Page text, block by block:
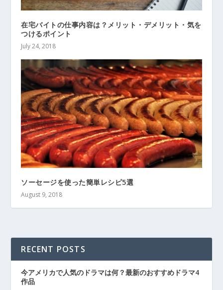
在宅バイトの仕事内容は？メリット・デメリット・気を
つけるポイント
July 24, 2018
ソーセージを使った簡単レシピ5選
August 9, 2018
RECENT POSTS
今アメリカで人気のドラマは何？最新のおすすめドラマ4
作品